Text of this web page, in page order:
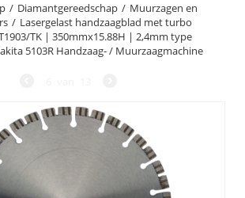
/ Diamantgereedschap / Muurzagen en
/ Lasergelast handzaagblad met turbo
TK | 350mmx15.88H | 2,4mm type
5103R Handzaag- / Muurzaagmachine